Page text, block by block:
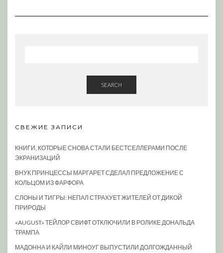
SEARCH
СВЕЖИЕ ЗАПИСИ
КНИГИ, КОТОРЫЕ СНОВА СТАЛИ БЕСТСЕЛЛЕРАМИ ПОСЛЕ
ЭКРАНИЗАЦИЙ
ВНУК ПРИНЦЕССЫ МАРГАРЕТ СДЕЛАЛ ПРЕДЛОЖЕНИЕ С
КОЛЬЦОМ ИЗ ФАРФОРА
СЛОНЫ И ТИГРЫ: НЕПАЛ СТРАХУЕТ ЖИТЕЛЕЙ ОТ ДИКОЙ
ПРИРОДЫ
«AUGUST» ТЕЙЛОР СВИФТ ОТКЛЮЧИЛИ В РОЛИКЕ ДОНАЛЬДА
ТРАМПА
МАДОННА И КАЙЛИ МИНОУГ ВЫПУСТИЛИ ДОЛГОЖДАННЫЙ